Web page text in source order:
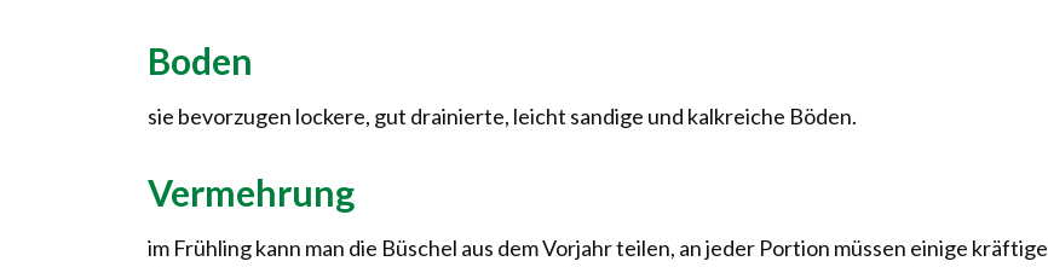
Boden
sie bevorzugen lockere, gut drainierte, leicht sandige und kalkreiche Böden.
Vermehrung
im Frühling kann man die Büschel aus dem Vorjahr teilen, an jeder Portion müssen einige kräftige